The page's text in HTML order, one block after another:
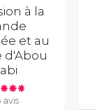
à la
et au
d'Abou
avis